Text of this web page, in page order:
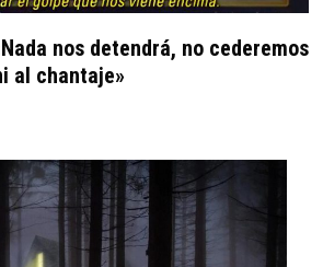
nos detendrá, no cederemos
al chantaje»